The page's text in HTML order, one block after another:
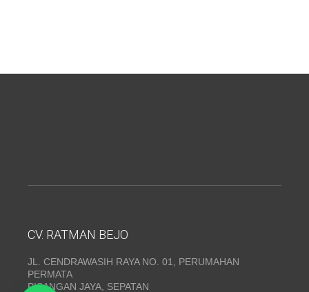
CV. RATMAN BEJO
JL. CENDRAWASIH RAYA NO. 01, PERUMAHAN
PERMATA
PISANGAN JAYA, SEPATAN